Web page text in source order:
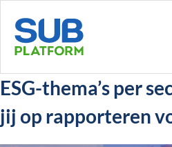
ESG-thema’s per
jij op rapporteren